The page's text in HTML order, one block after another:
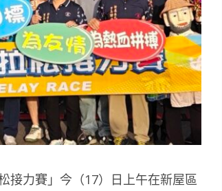
接力賽」今（17）日上午在新屋區